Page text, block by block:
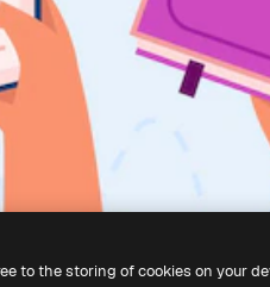
to the storing of cookies on your